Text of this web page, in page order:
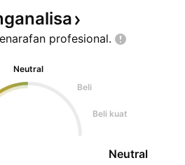
profesional.
Neutral
Beli
Beli kuat
Neutral